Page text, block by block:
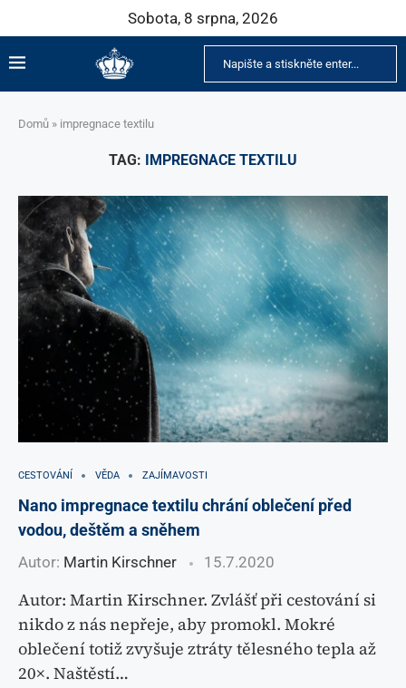
Sobota, 8 srpna, 2026
Domů » impregnace textilu
TAG: IMPREGNACE TEXTILU
CESTOVÁNÍ VĚDA ZAJÍMAVOSTI
Nano impregnace textilu chrání oblečení před
vodou, deštěm a sněhem
Autor: Martin Kirschner 15.7.2020
Autor: Martin Kirschner. Zvlášť při cestování si
nikdo z nás nepřeje, aby promokl. Mokré
oblečení totiž zvyšuje ztráty tělesného tepla až
20×. Naštěstí…